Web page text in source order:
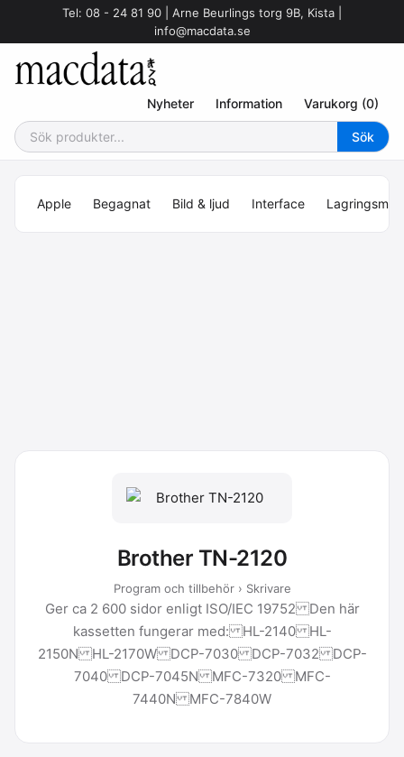
Tel: 08 - 24 81 90 | Arne Beurlings torg 9B, Kista |
info@macdata.se
Nyheter Information Varukorg (0)
Apple Begagnat Bild & ljud Interface
Brother TN-2120
Program och tillbehör › Skrivare
Ger ca 2 600 sidor enligt ISO/IEC 19752 Den här
kassetten fungerar med: HL-2140 HL-
2150N HL-2170W DCP-7030 DCP-7032 DCP-
7040 DCP-7045N MFC-7320 MFC-
7440N MFC-7840W